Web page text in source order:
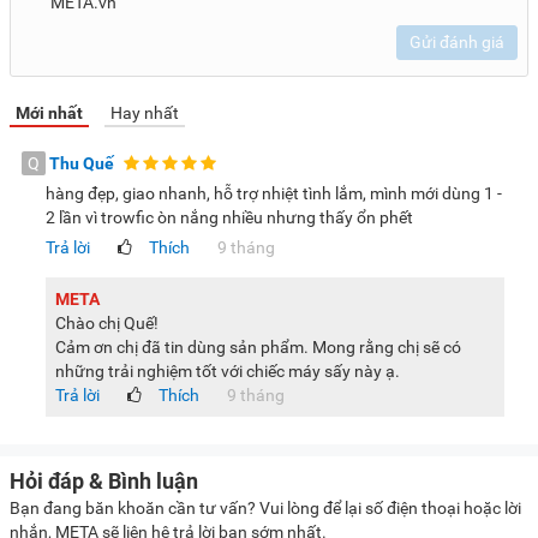
Khăn tắm, chăn ga gối
hợp để giữ chất lượng vải tốt, tránh co rút hay hư hỏng.
Điều khiển thông minh qua ứng dụng TSmartLife
Máy hỗ trợ kết nối Wi-Fi, cho phép điều khiển từ xa thông
qua ứng dụng TSmartLife. Tính năng này giúp bạn:
Bật/tắt máy mọi lúc mọi nơi
Theo dõi tiến trình sấy
Chọn chương trình phù hợp
Nhận thông báo hoàn tất
Chia sẻ quyền điều khiển với các thành viên khác
Ngoài ra, khi dùng kết hợp với máy giặt Toshiba cùng hệ
sinh thái TSmartLife, máy sấy có thể tự động đồng bộ
Gửi đánh giá
Mới nhất Hay nhất
Q Thu Quế
hàng đẹp, giao nhanh, hỗ trợ nhiệt tình lắm, mình mới dùng 1 -
2 lần vì trowfic òn nắng nhiều nhưng thấy ổn phết
Trả lời
Thích 9 tháng
META
Chào chị Quế!
Cảm ơn chị đã tin dùng sản phẩm. Mong rằng chị sẽ có
những trải nghiệm tốt với chiếc máy sấy này ạ.
Trả lời
Thích 9 tháng
Hỏi đáp & Bình luận
Bạn đang băn khoăn cần tư vấn? Vui lòng để lại số điện thoại hoặc lời
nhắn, META sẽ liên hệ trả lời bạn sớm nhất.